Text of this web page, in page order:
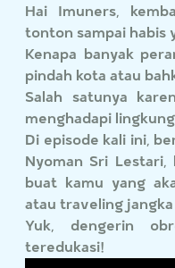
Hai Imuners,
tonton sampai habis
Kenapa banyak
pindah kota atau
Salah satunya
menghadapi
Di episode kali ini,
Nyoman Sri
buat kamu yang
atau traveling
Yuk, dengerin
teredukasi!